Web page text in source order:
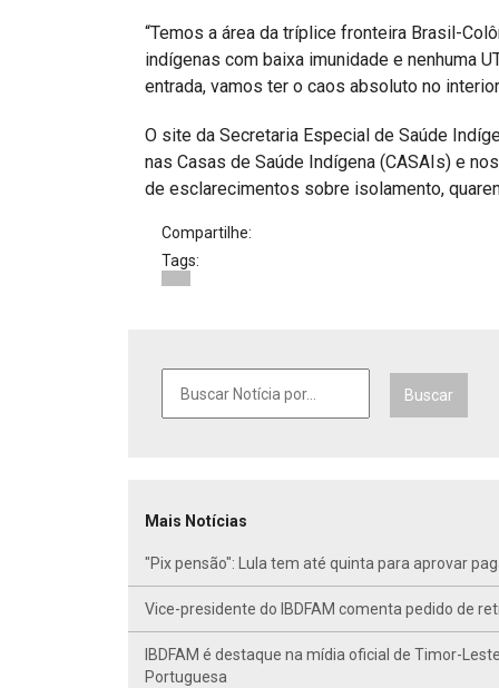
“Temos a área da tríplice fronteira Brasil-
indígenas com baixa imunidade e nenhuma
entrada, vamos ter o caos absoluto no
O site da Secretaria Especial de Saúde
nas Casas de Saúde Indígena (CASAIs) e
de esclarecimentos sobre isolamento,
Compartilhe:
Tags:
Buscar
Mais Notícias
"Pix pensão": Lula tem até quinta para aprovar
Vice-presidente do IBDFAM comenta pedido de
IBDFAM é destaque na mídia oficial de Timor-
Portuguesa